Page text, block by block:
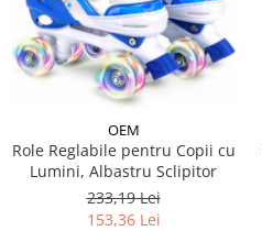
OEM
Role Reglabile pentru Copii cu
Lumini, Albastru Sclipitor
233,19 Lei
153,36 Lei